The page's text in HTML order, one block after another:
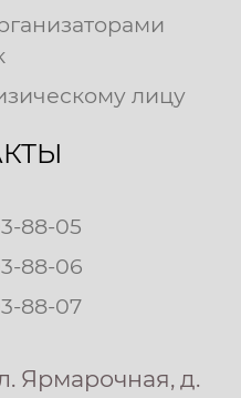
лицу
88-05
88-06
88-07
Ярмарочная, д.